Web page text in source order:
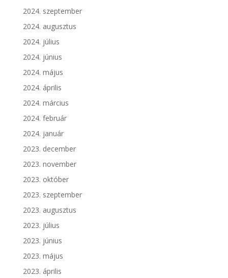
2024. szeptember
2024. augusztus
2024. július
2024. június
2024. május
2024. április
2024. március
2024. február
2024. január
2023. december
2023. november
2023. október
2023. szeptember
2023. augusztus
2023. július
2023. június
2023. május
2023. április